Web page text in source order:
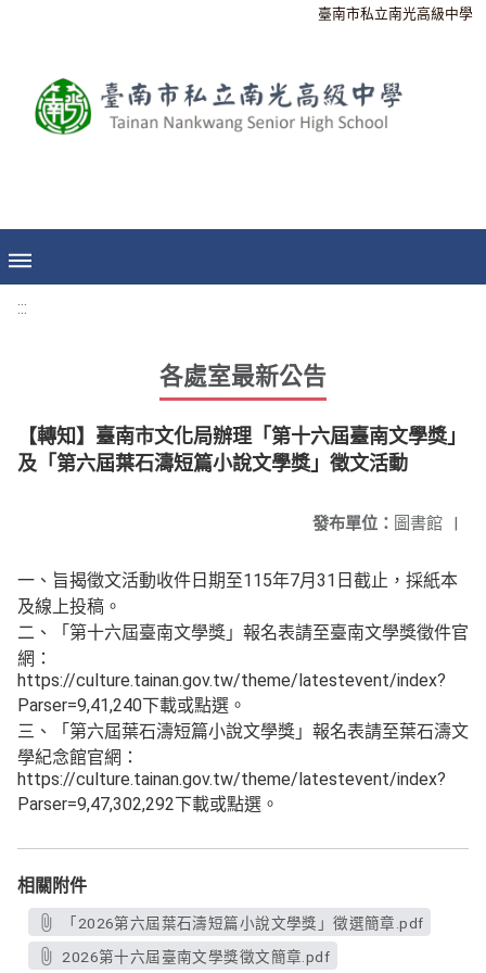
臺南市私立南光高級中學
:::
各處室最新公告
【轉知】臺南市文化局辦理「第十六屆臺南文學獎」
及「第六屆葉石濤短篇小說文學獎」徵文活動
發布單位： 圖書館 |
一、旨揭徵文活動收件日期至115年7月31日截止，採紙本
及線上投稿。
二、「第十六屆臺南文學獎」報名表請至臺南文學獎徵件官
網：
https://culture.tainan.gov.tw/theme/latestevent/index?
Parser=9,41,240下載或點選。
三、「第六屆葉石濤短篇小說文學獎」報名表請至葉石濤文
學紀念館官網：
https://culture.tainan.gov.tw/theme/latestevent/index?
Parser=9,47,302,292下載或點選。
相關附件
「2026第六屆葉石濤短篇小說文學獎」徵選簡章.pdf
2026第十六屆臺南文學獎徵文簡章.pdf